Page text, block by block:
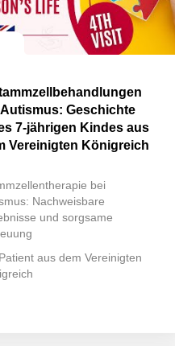
Autismus: Geschichte
7-jährigen Kindes aus
Vereinigten Königreich
bei
Nachweisbare
und sorgsame
aus dem Vereinigten